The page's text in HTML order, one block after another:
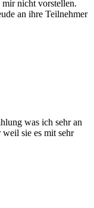
mir nicht vorstellen.
an ihre Teilnehmer
was ich sehr an
sie es mit sehr